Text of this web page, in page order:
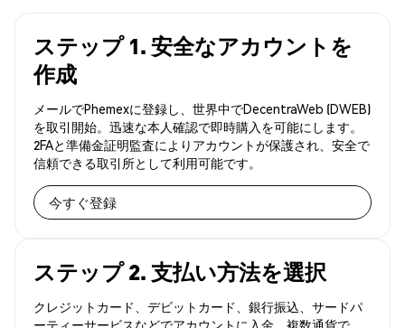
ステップ 1. 安全なアカウントを
作成
メールでPhemexに登録し、世界中でDecentraWeb (DWEB)
を取引開始。迅速な本人確認で即時購入を可能にします。
2FAと準備金証明監査によりアカウントが保護され、安全で
信頼できる取引所として利用可能です。
今すぐ登録
ステップ 2. 支払い方法を選択
クレジットカード、デビットカード、銀行振込、サードパ
ーティーサービスなどでアカウントに入金。複数通貨で